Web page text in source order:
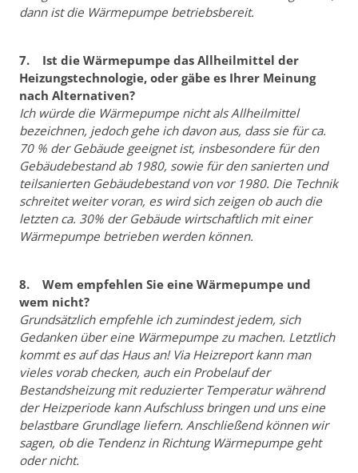
dann ist die Wärmepumpe betriebsbereit.
7. Ist die Wärmepumpe das Allheilmittel der
Heizungstechnologie, oder gäbe es Ihrer Meinung
nach Alternativen?
Ich würde die Wärmepumpe nicht als Allheilmittel
bezeichnen, jedoch gehe ich davon aus, dass sie für ca.
70 % der Gebäude geeignet ist, insbesondere für den
Gebäudebestand ab 1980, sowie für den sanierten und
teilsanierten Gebäudebestand von vor 1980. Die Technik
schreitet weiter voran, es wird sich zeigen ob auch die
letzten ca. 30% der Gebäude wirtschaftlich mit einer
Wärmepumpe betrieben werden können.
8. Wem empfehlen Sie eine Wärmepumpe und
wem nicht?
Grundsätzlich empfehle ich zumindest jedem, sich
Gedanken über eine Wärmepumpe zu machen. Letztlich
kommt es auf das Haus an! Via Heizreport kann man
vieles vorab checken, auch ein Probelauf der
Bestandsheizung mit reduzierter Temperatur während
der Heizperiode kann Aufschluss bringen und uns eine
belastbare Grundlage liefern. Anschließend können wir
sagen, ob die Tendenz in Richtung Wärmepumpe geht
oder nicht.